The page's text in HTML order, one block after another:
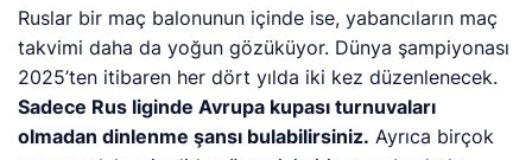
Ruslar bir maç balonunun içinde ise, yabancıların maç
takvimi daha da yoğun gözüküyor. Dünya şampiyonası
2025’ten itibaren her dört yılda iki kez düzenlenecek.
Sadece Rus liginde Avrupa kupası turnuvaları
olmadan dinlenme şansı bulabilirsiniz. Ayrıca birçok